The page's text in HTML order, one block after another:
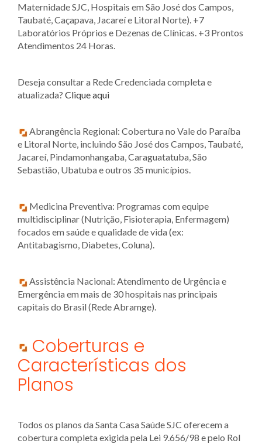
Maternidade SJC, Hospitais em São José dos Campos,
Taubaté, Caçapava, Jacareí e Litoral Norte). +7
Laboratórios Próprios e Dezenas de Clínicas. +3 Prontos
Atendimentos 24 Horas.
Deseja consultar a Rede Credenciada completa e
atualizada? Clique aqui
Abrangência Regional: Cobertura no Vale do Paraíba
e Litoral Norte, incluindo São José dos Campos, Taubaté,
Jacareí, Pindamonhangaba, Caraguatatuba, São
Sebastião, Ubatuba e outros 35 municípios.
Medicina Preventiva: Programas com equipe
multidisciplinar (Nutrição, Fisioterapia, Enfermagem)
focados em saúde e qualidade de vida (ex:
Antitabagismo, Diabetes, Coluna).
Assistência Nacional: Atendimento de Urgência e
Emergência em mais de 30 hospitais nas principais
capitais do Brasil (Rede Abramge).
Coberturas e
Características dos
Planos
Todos os planos da Santa Casa Saúde SJC oferecem a
cobertura completa exigida pela Lei 9.656/98 e pelo Rol